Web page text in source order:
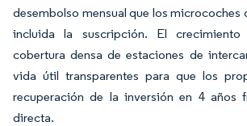
desembolso mensual que los microcoches
incluida la suscripción. El
cobertura densa de estaciones de
vida útil transparentes para que los
recuperación de la inversión en 4 años
directa.